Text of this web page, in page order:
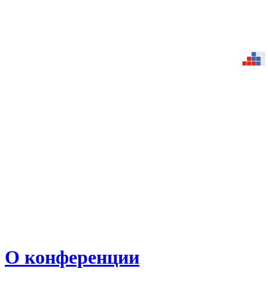
О конференции